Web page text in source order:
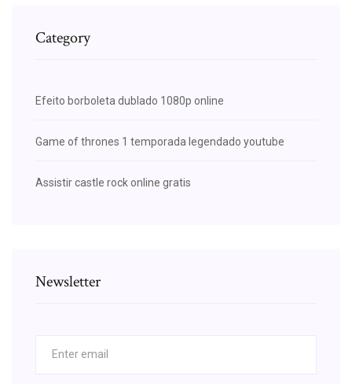
Category
Efeito borboleta dublado 1080p online
Game of thrones 1 temporada legendado youtube
Assistir castle rock online gratis
Newsletter